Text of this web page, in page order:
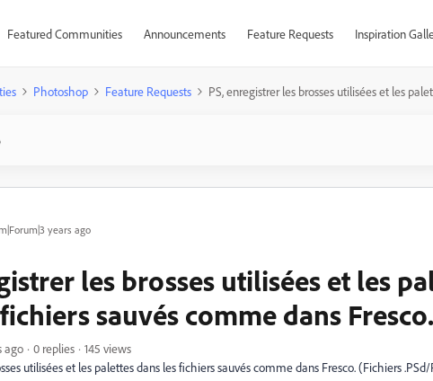
Featured Communities Announcements Feature Requests Inspiration
Photoshop Feature Requests PS, enregistrer les brosses utilisées et les
years ago
les brosses utilisées et les
sauvés comme dans Fresco.
ago 0 replies
145 views
utilisées et les palettes dans les fichiers sauvés comme dans Fresco. (Fichiers